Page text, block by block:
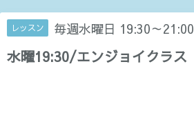
レッスン 毎週水曜日 19:30～21:00
水曜19:30/エンジョイクラス